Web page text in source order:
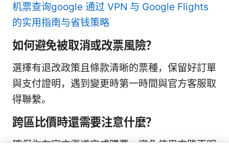
机票查询google 通过 VPN 与 Google Flights
的实用指南与省钱策略
如何避免被取消或改票風險？
選擇有退改政策且條款清晰的票種，保留好訂單
與支付證明，遇到變更時第一時間與官方客服取
得聯繫。
跨區比價時還需要注意什麼？